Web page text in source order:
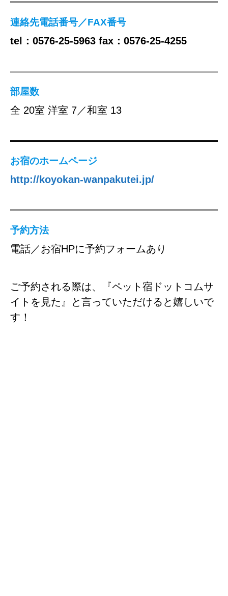
連絡先電話番号／FAX番号
tel：0576-25-5963 fax：0576-25-4255
部屋数
全 20室 洋室 7／和室 13
お宿のホームページ
http://koyokan-wanpakutei.jp/
予約方法
電話／お宿HPに予約フォームあり
ご予約される際は、『ペット宿ドットコムサ
イトを見た』と言っていただけると嬉しいで
す！